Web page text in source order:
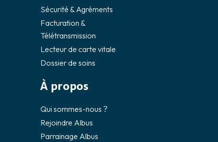
À propos
Qui sommes-nous ?
Rejoindre Albus
Parrainage Albus
Sécurité & Agréments
Facturation &
Télétransmission
Lecteur de carte vitale
Dossier de soins